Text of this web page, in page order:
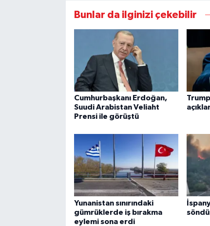
Bunlar da ilginizi çekebilir
Cumhurbaşkanı Erdoğan,
Suudi Arabistan Veliaht
Prensi ile görüştü
Yunanistan sınırındaki
gümrüklerde iş bırakma
eylemi sona erdi